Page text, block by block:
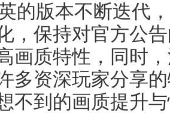
的版本不断迭代
，保持对官方公
画质特性，同时
多资深玩家分享
不到的画质提升